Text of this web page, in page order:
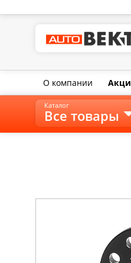
О компании
Каталог
Все товары